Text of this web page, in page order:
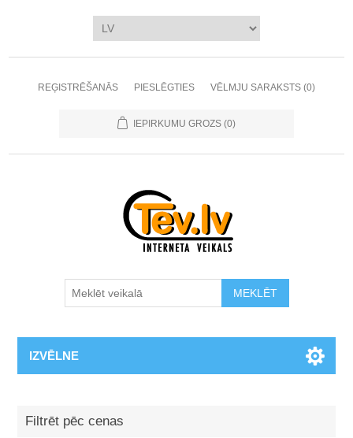
REĢISTRĒŠANĀS PIESLĒGTIES VĒLMJU SARAKSTS (0)
IEPIRKUMU GROZS (0)
MEKLĒT
IZVĒLNE
Filtrēt pēc cenas